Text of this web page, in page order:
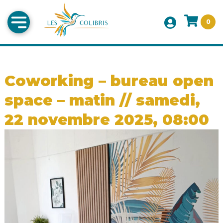
0
Coworking – bureau open
space – matin // samedi,
22 novembre 2025, 08:00